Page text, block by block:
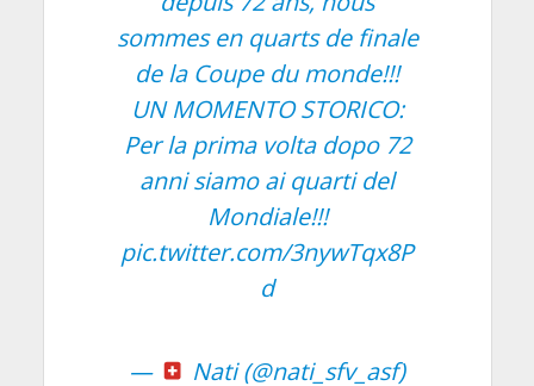
sommes en quarts de finale
de la Coupe du monde!!!
UN MOMENTO STORICO:
Per la prima volta dopo 72
anni siamo ai quarti del
Mondiale!!!
pic.twitter.com/3nywTqx8P
d
—
Nati (@nati_sfv_asf)